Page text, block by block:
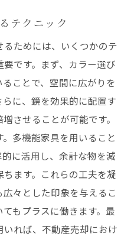
テクニック
ためには、いくつかのテ
です。まず、カラー選び
ことで、空間に広がりを
に、鏡を効果的に配置す
させることが可能です。
多機能家具を用いること
に活用し、余計な物を減
ます。これらの工夫を凝
々とした印象を与えるこ
もプラスに働きます。最
れば、不動産売却におけ